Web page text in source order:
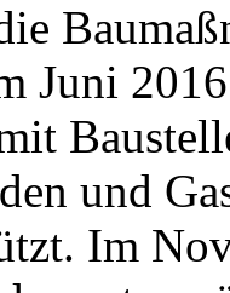
Juni
und
Im